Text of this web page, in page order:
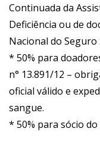
Continuada da
Deficiência ou de
Nacional do Seguro
* 50% para
n° 13.891/12 –
oficial válido e
sangue.
* 50% para sócio